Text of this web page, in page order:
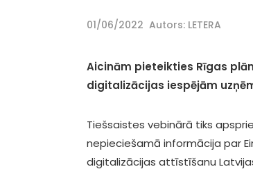
01/06/2022 Autors: LETERA
Aicinām pieteikties Rīgas
digitalizācijas iespējām
Tiešsaistes vebinārā tiks
nepieciešamā informācija par
digitalizācijas attīstīšanu